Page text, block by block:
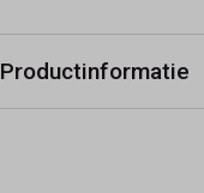
Productinformatie